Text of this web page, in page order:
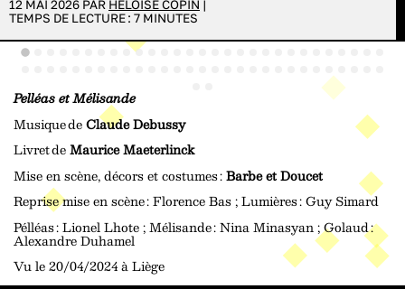
12 MAI 2026 PAR HÉLOÏSE COPIN |
TEMPS DE LECTURE : 7 MINUTES
Pelléas et Mélisande
Musique deClaude Debussy
Livret deMaurice Maeterlinck
Mise en scène, décors et costumes :Barbe et Doucet
Reprise mise en scène : Florence Bas ; Lumières : Guy Simard
Pélléas : Lionel Lhote ; Mélisande : Nina Minasyan ; Golaud :
Alexandre Duhamel
Vu le 20/04/2024 à Liège